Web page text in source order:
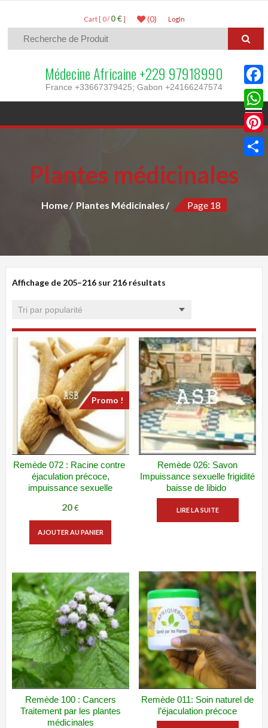
Cart [ 0 / 0 €] (0) LogIn
Médecine Africaine +229 97918990
France +33667379425; Gabon +24166247574
Plantes médicinales
Home Plantes Médicinales Page 18
Affichage de 205–216 sur 216 résultats
Promo !
VUE RAPIDE
ADD WISHLIST
Remède 072 : Racine contre
éjaculation précoce,
impuissance sexuelle
Le
initial
30 €.
20€
actuel
20 €.
AJOUTER AU PANIER
VUE RAPIDE
ADD WISHLIST
Remède 026: Savon
Impuissance sexuelle frigidité
baisse de libido
LIRE LA SUITE
VUE RAPIDE
ADD WISHLIST
Remède 100 : Cancers
Traitement par les plantes
médicinales
VUE RAPIDE
ADD WISHLIST
Remède 011: Soin naturel de
l’éjaculation précoce